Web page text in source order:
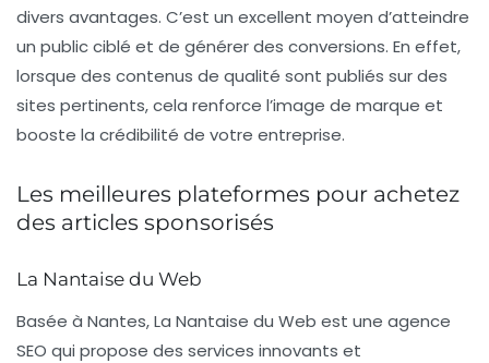
divers avantages. C’est un excellent moyen d’atteindre
un public ciblé et de générer des conversions. En effet,
lorsque des contenus de qualité sont publiés sur des
sites pertinents, cela renforce l’image de marque et
booste la crédibilité de votre entreprise.
Les meilleures plateformes pour achetez
des articles sponsorisés
La Nantaise du Web
Basée à Nantes,La Nantaise du Web est une agence
SEO qui propose des services innovants et